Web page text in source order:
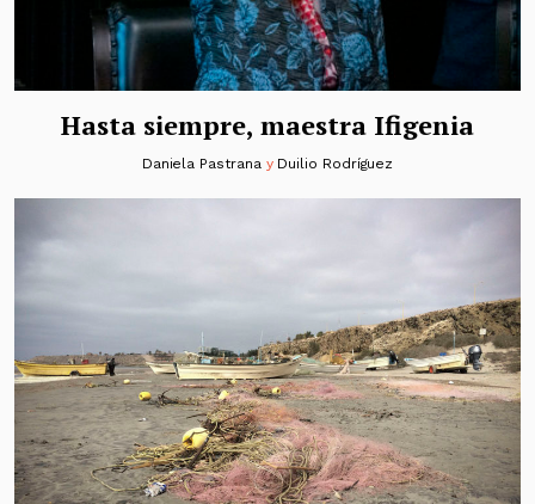
Hasta siempre, maestra Ifigenia
Daniela Pastranay Duilio Rodríguez